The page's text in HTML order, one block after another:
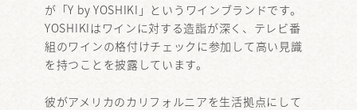
が「Y by YOSHIKI」というワインブランドです。
YOSHIKIはワインに対する造詣が深く、テレビ番
組のワインの格付けチェックに参加して高い見識
を持つことを披露しています。
彼がアメリカのカリフォルニアを生活拠点にして